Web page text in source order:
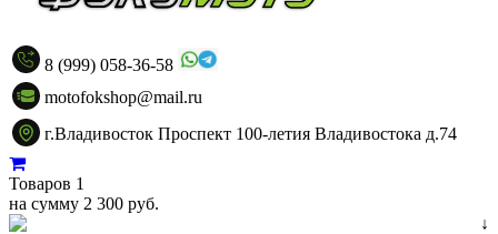
8 (999) 058-36-58
motofokshop@mail.ru
г.Владивосток Проспект 100-летия Владивостока д.74
Товаров 1
на сумму 2 300 руб.
↓